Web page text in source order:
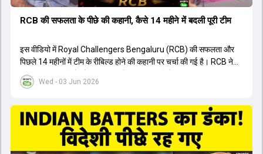
Wed - 03 Jun 2026
RCB की सफलता के पीछे की कहानी, कैसे 14 महीने में बदली पूरी टीम
इस वीडियो में Royal Challengers Bengaluru (RCB) की सफलता और
पिछले 14 महीनों में टीम के रीबिल्ड होने की कहानी पर चर्चा की गई है। RCB ने
अपनी पुरानी गलतियों को स्वीकार करते हुए एक नया रिसेट बटन दबाया। टीम
मैनेजमेंट में Mo Bobat, Andy Flower, Dinesh Karthik और एनालिस्ट
के तहत Bhuvneshwar Kumar, Krunal Pandya और Rasikh Salam
जैसे भारतीय खिलाड़ियों को टीम में शामिल किया गया, जिन्होंने शानदार प्रदर्शन
किया। इसके अलावा, Virat Kohli की भूमिका में भी बदलाव देखा गया, जहां वह
अब टीम के युवा खिलाड़ियों के साथ ज्यादा जुड़े हुए नजर आते हैं। कप्तान Rajat